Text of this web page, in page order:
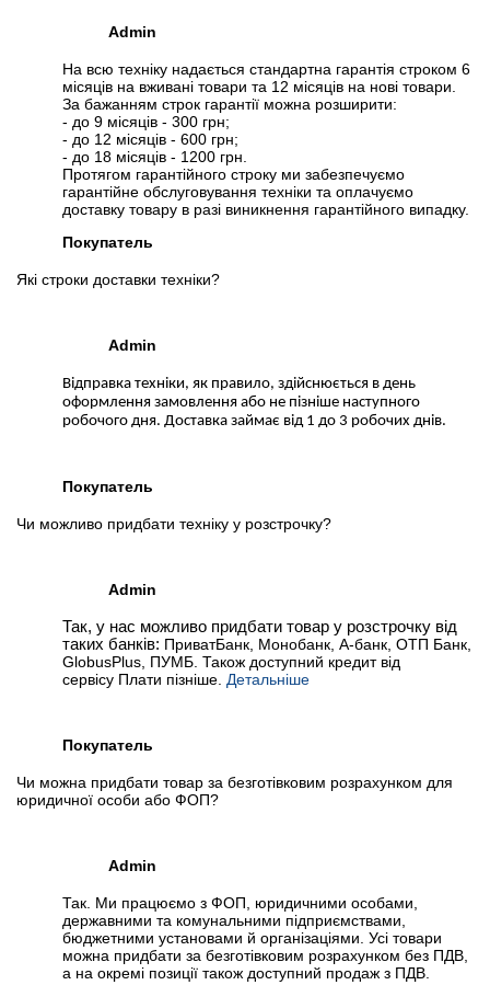
Admin
На всю техніку надається стандартна гарантія строком 6
місяців на вживані товари та 12 місяців на нові товари.
За бажанням строк гарантії можна розширити:
- до 9 місяців - 300 грн;
- до 12 місяців - 600 грн;
- до 18 місяців - 1200 грн.
Протягом гарантійного строку ми забезпечуємо
гарантійне обслуговування техніки та оплачуємо
доставку товару в разі виникнення гарантійного випадку.
Покупатель
Які строки доставки техніки?
Admin
Відправка техніки, як правило, здійснюється в день
оформлення замовлення або не пізніше наступного
робочого дня. Доставка займає від 1 до 3 робочих днів.
Покупатель
Чи можливо придбати техніку у розстрочку?
Admin
Так, у нас можливо придбати товар у розстрочку від
таких банків: ПриватБанк, Монобанк, А-банк, ОТП Банк,
GlobusPlus, ПУМБ. Також доступний кредит від
сервісу Плати пізніше. Детальніше
Покупатель
Чи можна придбати товар за безготівковим розрахунком для
юридичної особи або ФОП?
Admin
Так. Ми працюємо з ФОП, юридичними особами,
державними та комунальними підприємствами,
бюджетними установами й організаціями. Усі товари
можна придбати за безготівковим розрахунком без ПДВ,
а на окремі позиції також доступний продаж з ПДВ.